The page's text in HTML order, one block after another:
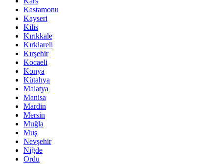
Kastamonu
Kayseri
Kilis
Kırıkkale
Kırklareli
Kırşehir
Kocaeli
Konya
Kütahya
Malatya
Manisa
Mardin
Mersin
Muğla
Muş
Nevşehir
Niğde
Ordu